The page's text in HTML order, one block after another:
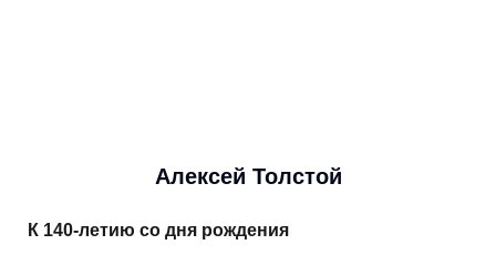
Алексей Толстой
К 140-летию со дня рождения